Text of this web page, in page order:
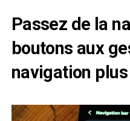
Passez de la
boutons aux
navigation